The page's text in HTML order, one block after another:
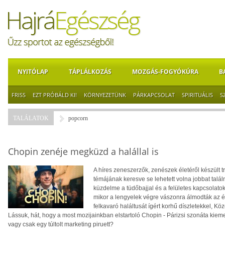
NYITÓLAP TÁPLÁLKOZÁS MOZGÁS-FOGYÓKÚRA
FRISS EZT PRÓBÁLD KI! KÖRNYEZETÜNK PÁRKAPCSOLAT SPIRITUÁLIS
TALÁLATOK popcorn
Chopin zenéje megküzd a halállal is
A híres zeneszerzők, zenészek életéről készült
témájának keresve se lehetett volna jobbat
küzdelme a tüdőbajjal és a felületes
mikor a lengyelek végre vászonra álmodták az
felkavaró haláltusát ígért korhű díszletekkel,
Lássuk, hát, hogy a most mozijainkban elstartoló Chopin - Párizsi szonáta
vagy csak egy túltolt marketing piruett?